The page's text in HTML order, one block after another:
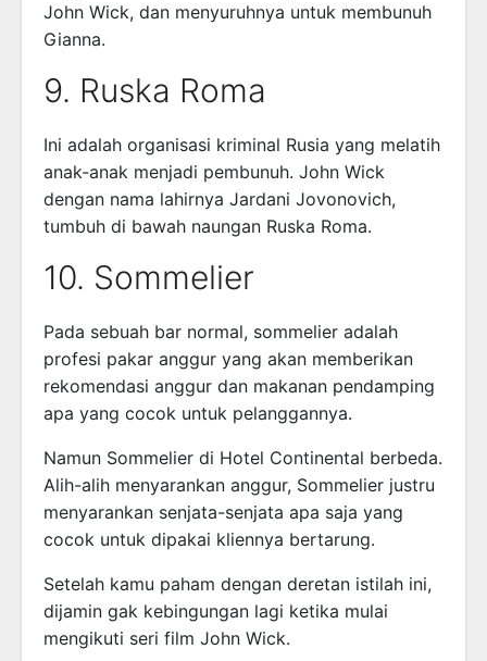
John Wick, dan menyuruhnya untuk membunuh
Gianna.
9. Ruska Roma
Ini adalah organisasi kriminal Rusia yang melatih
anak-anak menjadi pembunuh. John Wick
dengan nama lahirnya Jardani Jovonovich,
tumbuh di bawah naungan Ruska Roma.
10. Sommelier
Pada sebuah bar normal, sommelier adalah
profesi pakar anggur yang akan memberikan
rekomendasi anggur dan makanan pendamping
apa yang cocok untuk pelanggannya.
Namun Sommelier di Hotel Continental berbeda.
Alih-alih menyarankan anggur, Sommelier justru
menyarankan senjata-senjata apa saja yang
cocok untuk dipakai kliennya bertarung.
Setelah kamu paham dengan deretan istilah ini,
dijamin gak kebingungan lagi ketika mulai
mengikuti seri film John Wick.